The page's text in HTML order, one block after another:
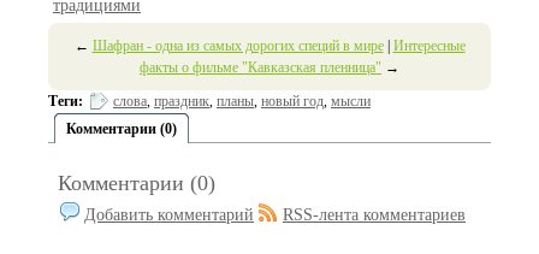
традициями
← Шафран - одна из самых дорогих специй в мире| Интересные
факты о фильме "Кавказская пленница" →
Теги:
слова, праздник, планы, новый год, мысли
Комментарии (0)
Комментарии (0)
Добавить комментарий RSS-лента комментариев